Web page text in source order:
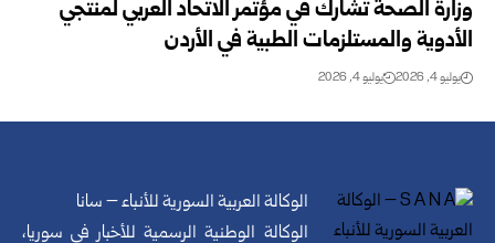
وزارة الصحة تشارك في مؤتمر الاتحاد العربي لمنتجي
الأدوية ‏والمستلزمات الطبية في الأردن‎ ‎
يوليو 4, 2026 يوليو 4, 2026
الوكالة العربية السورية للأنباء – سانا
الوكالة الوطنية الرسمية للأخبار في سوريا،